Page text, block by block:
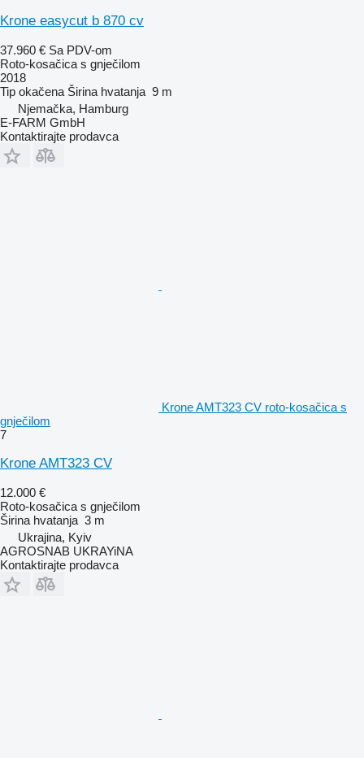
Krone easycut b 870 cv
37.960 € Sa PDV-om
Roto-kosačica s gnječilom
2018
Tip okačena Širina hvatanja 9 m
Njemačka, Hamburg
E-FARM GmbH
Kontaktirajte prodavca
Krone AMT323 CV roto-kosačica s
gnječilom
7
Krone AMT323 CV
12.000 €
Roto-kosačica s gnječilom
Širina hvatanja 3 m
Ukrajina, Kyiv
AGROSNAB UKRAYiNA
Kontaktirajte prodavca